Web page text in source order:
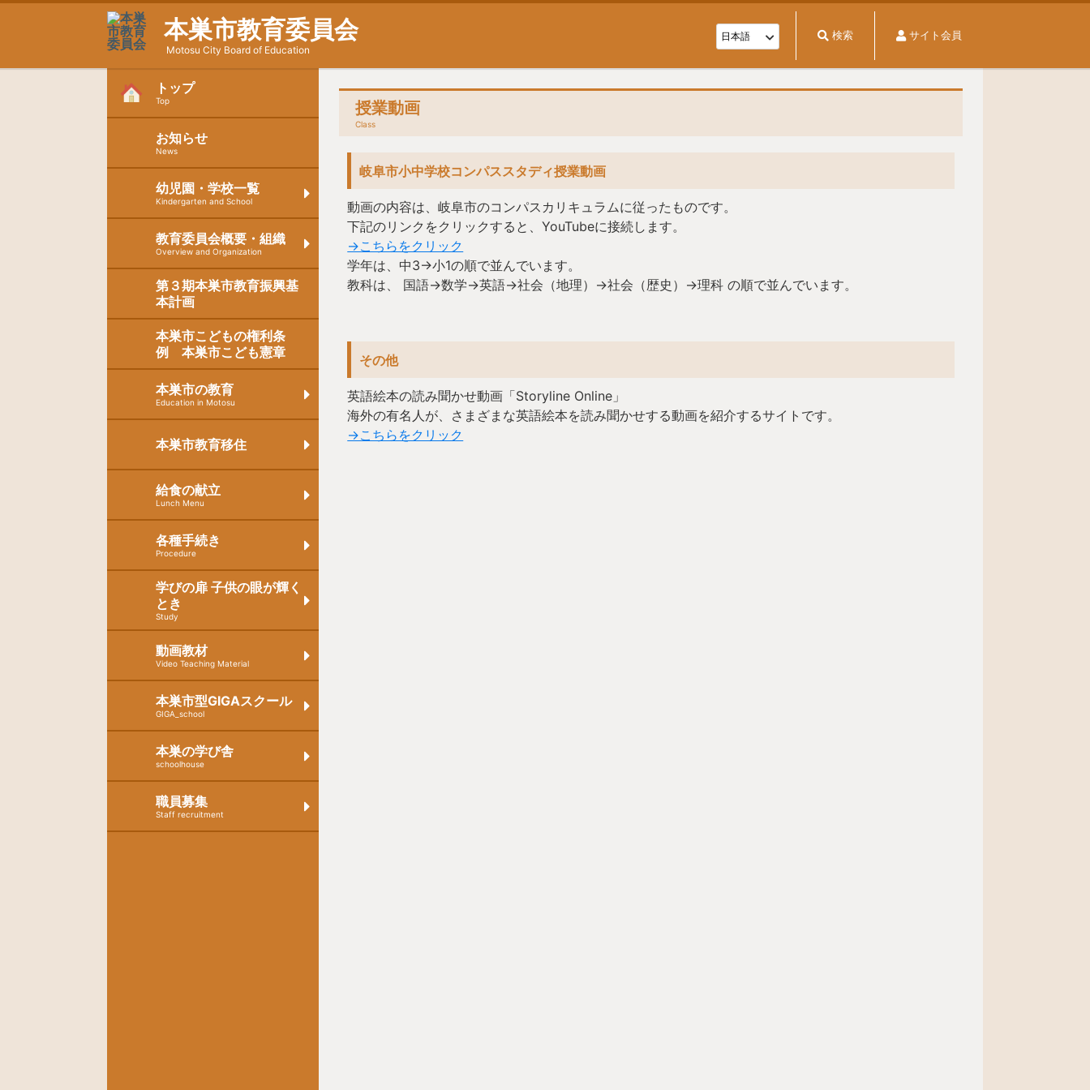
本巣市教育委員会
Motosu City Board of Education
検索 サイト会員
トップ
Top
お知らせ
News
幼児園・学校一覧
Kindergarten and School
教育委員会概要・組織
Overview and Organization
第３期本巣市教育振興基
本計画
本巣市こどもの権利条
例 本巣市こども憲章
本巣市の教育
Education in Motosu
本巣市教育移住
給食の献立
Lunch Menu
各種手続き
Procedure
学びの扉 子供の眼が輝く
とき
Study
動画教材
Video Teaching Material
本巣市型GIGAスクール
GIGA_school
本巣の学び舎
schoolhouse
職員募集
Staff recruitment
授業動画
Class
岐阜市小中学校コンパススタディ授業動画
動画の内容は、岐阜市のコンパスカリキュラムに従ったものです。
下記のリンクをクリックすると、YouTubeに接続します。
→こちらをクリック
学年は、中3→小1の順で並んでいます。
教科は、 国語→数学→英語→社会（地理）→社会（歴史）→理科 の順で並んでいます。
その他
英語絵本の読み聞かせ動画「Storyline Online」
海外の有名人が、さまざまな英語絵本を読み聞かせする動画を紹介するサイトです。
→こちらをクリック